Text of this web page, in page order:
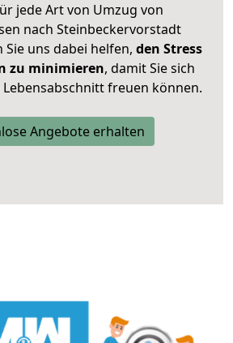
jede Art von Umzug von
nach Steinbeckervorstadt
Sie uns dabei helfen, den Stress
zu minimieren, damit Sie sich
freuen können.
Angebote erhalten